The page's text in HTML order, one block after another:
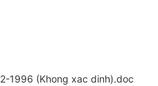
1996 (Khong xac dinh).doc